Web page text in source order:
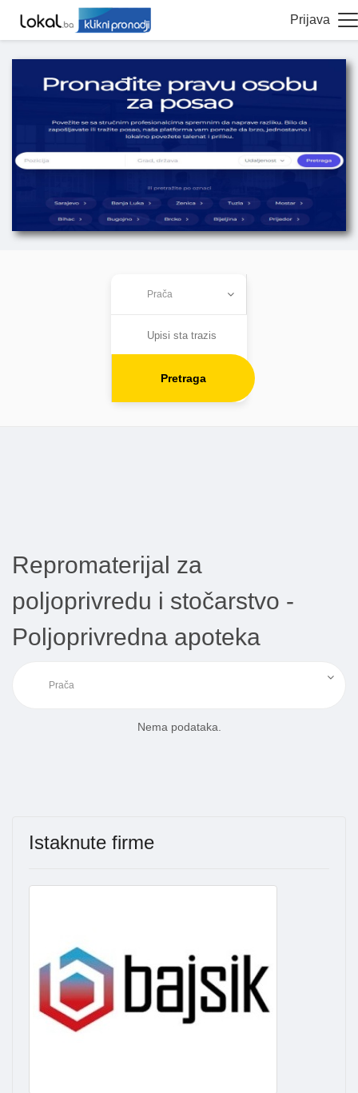
Prijava
Pretraga
Repromaterijal za
poljoprivredu i stočarstvo -
Poljoprivredna apoteka
Nema podataka.
Istaknute firme